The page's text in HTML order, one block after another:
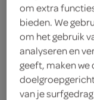
Let op:
producten,
verwerkt in de
om extra
bieden. We
om het gebruik
analyseren en
geeft, maken we
van je